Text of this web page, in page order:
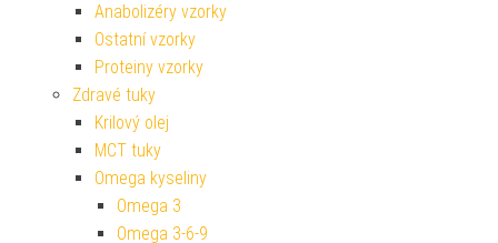
Anabolizéry vzorky
Ostatní vzorky
Proteiny vzorky
Zdravé tuky
Krilový olej
MCT tuky
Omega kyseliny
Omega 3
Omega 3-6-9